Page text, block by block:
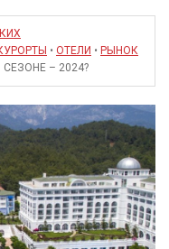
• ОТЕЛИ • РЫНОК
– 2024?